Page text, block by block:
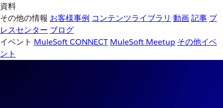
資料
その他の情報 お客様事例 コンテンツライブラリ 動画記事 プ
レスセンター ブログ
イベント MuleSoft CONNECT MuleSoft Meetup その他イベ
ント